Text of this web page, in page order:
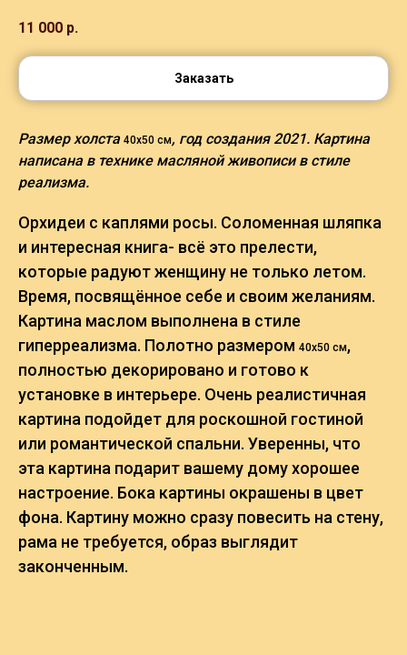
11 000 р.
Заказать
Размер холста 40х50 см, год создания 2021. Картина
написана в технике масляной живописи в стиле
реализма.
Орхидеи с каплями росы. Соломенная шляпка
и интересная книга- всё это прелести,
которые радуют женщину не только летом.
Время, посвящённое себе и своим желаниям.
Картина маслом выполнена в стиле
гиперреализма. Полотно размером 40х50 см,
полностью декорировано и готово к
установке в интерьере. Очень реалистичная
картина подойдет для роскошной гостиной
или романтической спальни. Уверенны, что
эта картина подарит вашему дому хорошее
настроение. Бока картины окрашены в цвет
фона. Картину можно сразу повесить на стену,
рама не требуется, образ выглядит
законченным.